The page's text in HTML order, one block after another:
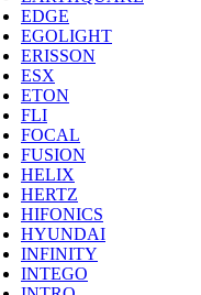
EDGE
EGOLIGHT
ERISSON
ESX
ETON
FLI
FOCAL
FUSION
HELIX
HERTZ
HIFONICS
HYUNDAI
INFINITY
INTEGO